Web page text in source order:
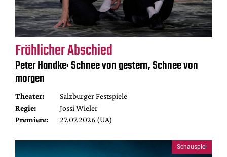
Fröhlicher Abschied
Peter Handke: Schnee von gestern, Schnee von
morgen
Theater:
Salzburger Festspiele
Regie:
Jossi Wieler
Premiere:
27.07.2026 (UA)
Schauspiel